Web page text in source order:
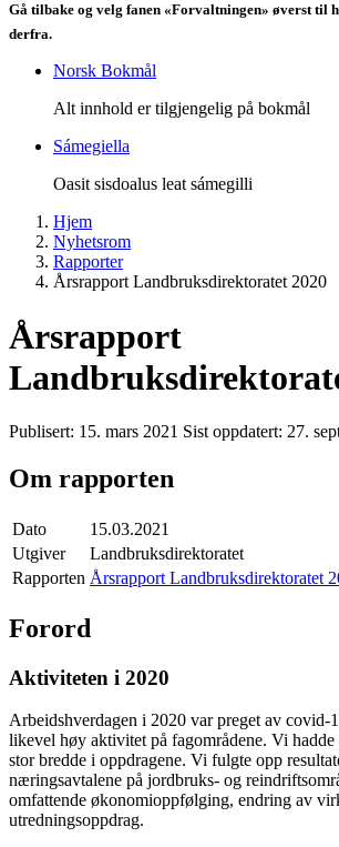
Gå tilbake og velg fanen «Forvaltningen» øverst til
derfra.
Norsk Bokmål
Alt innhold er tilgjengelig på bokmål
Sámegiella
Oasit sisdoalus leat sámegilli
Hjem
Nyhetsrom
Rapporter
Årsrapport Landbruksdirektoratet 2020
Årsrapport
Publisert: 15. mars 2021 Sist oppdatert: 27.
Om rapporten
Dato
15.03.2021
Utgiver
Landbruksdirektoratet
Rapporten Årsrapport Landbruksdirektoratet
Forord
Aktiviteten i 2020
Arbeidshverdagen i 2020 var preget av covid-
likevel høy aktivitet på fagområdene. Vi hadde
stor bredde i oppdragene. Vi fulgte opp
næringsavtalene på jordbruks- og
omfattende økonomioppfølging, endring av
utredningsoppdrag.